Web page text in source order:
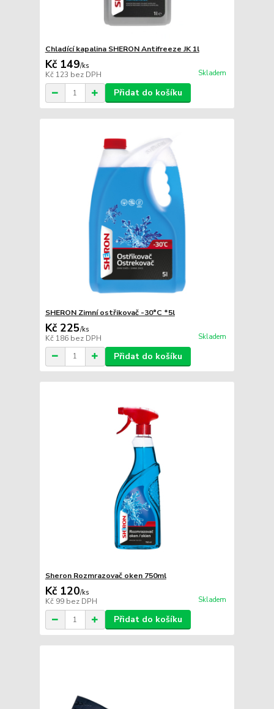
Chladící kapalina SHERON Antifreeze JK 1l
Kč 149/ks
Kč 123 bez DPH Skladem
Přidat do košíku
SHERON Zimní ostřikovač -30°C *5l
Kč 225/ks
Kč 186 bez DPH Skladem
Přidat do košíku
Sheron Rozmrazovač oken 750ml
Kč 120/ks
Kč 99 bez DPH Skladem
Přidat do košíku